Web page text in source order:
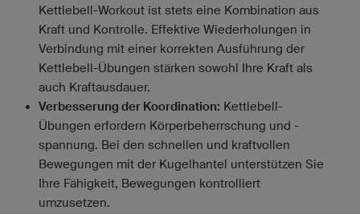
Kettlebell-Workout ist stets eine Kombination aus
Kraft und Kontrolle. Effektive Wiederholungen in
Verbindung mit einer korrekten Ausführung der
Kettlebell-Übungen stärken sowohl Ihre Kraft als
auch Kraftausdauer.
Verbesserung der Koordination: Kettlebell-
Übungen erfordern Körperbeherrschung und -
spannung. Bei den schnellen und kraftvollen
Bewegungen mit der Kugelhantel unterstützen Sie
Ihre Fähigkeit, Bewegungen kontrolliert
umzusetzen.